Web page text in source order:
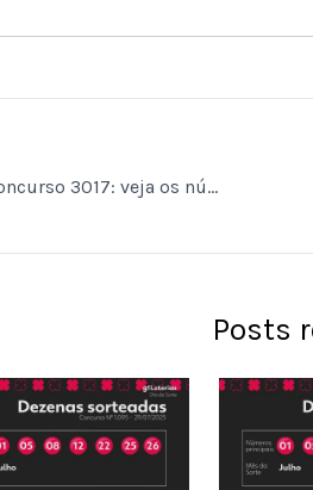
Mega-Sena concurso 3017: veja os números sorteados agora
Posts